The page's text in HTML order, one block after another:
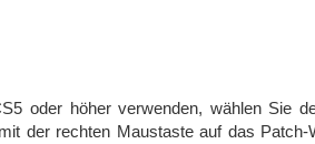
oder höher verwenden, wählen Sie
der rechten Maustaste auf das